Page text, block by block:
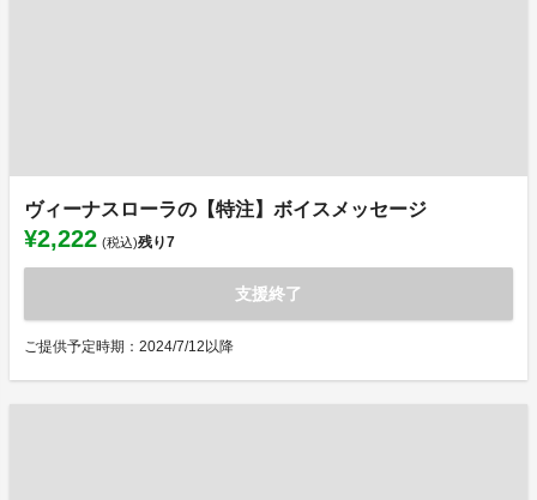
ヴィーナスローラの【特注】ボイスメッセージ
¥2,222 (税込)残り7
支援終了
ご提供予定時期：2024/7/12以降